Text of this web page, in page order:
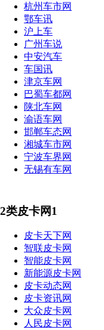
杭州车市网
鄂车讯
沪上车
广州车说
中安汽车
车国讯
津京车网
巴蜀车都网
陕北车网
渝语车网
邯郸车态网
湘城车市网
宁波车界网
无锡有车网
2类皮卡网1
皮卡天下网
智联皮卡网
智能皮卡网
新能源皮卡网
皮卡动态网
皮卡资讯网
大众皮卡网
人民皮卡网